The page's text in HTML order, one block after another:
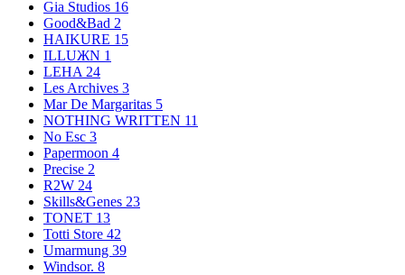
Gia Studios 16
Good&Bad 2
HAIKURE 15
ILLUЖN 1
LEHA 24
Les Archives 3
Mar De Margaritas 5
NOTHING WRITTEN 11
No Esc 3
Papermoon 4
Precise 2
R2W 24
Skills&Genes 23
TONET 13
Totti Store 42
Umarmung 39
Windsor. 8